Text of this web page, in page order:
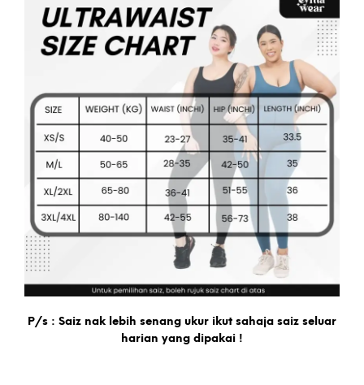
P/s : Saiz nak lebih senang ukur ikut sahaja saiz seluar
harian yang dipakai !